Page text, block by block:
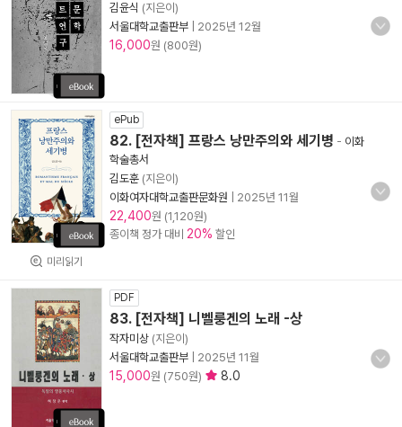
김윤식 (지은이)
서울대학교출판부
2025년 12월
16,000원 (800원)
미리읽기
ePub
82. [전자책] 프랑스 낭만주의와 세기병 - 이화
학술총서
김도훈 (지은이)
이화여자대학교출판문화원
2025년 11월
22,400원 (1,120원)
종이책 정가 대비 20% 할인
PDF
83. [전자책] 니벨룽겐의 노래 -상
작자미상 (지은이)
서울대학교출판부
2025년 11월
15,000원 (750원) 8.0